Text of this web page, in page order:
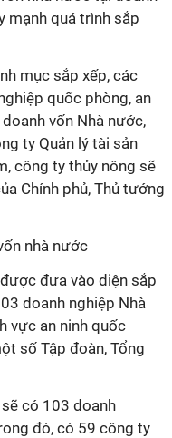
mạnh quá trình sắp
mục sắp xếp, các
quốc phòng, an
vốn Nhà nước,
ty Quản lý tài sản
công ty thủy nông sẽ
Chính phủ, Thủ tướng
nhà nước
đưa vào diện sắp
doanh nghiệp Nhà
vực an ninh quốc
số Tập đoàn, Tổng
có 103 doanh
đó, có 59 công ty